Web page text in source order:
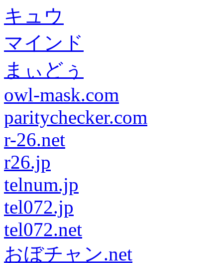
キュウ
マインド
まぃどぅ
owl-mask.com
paritychecker.com
r-26.net
r26.jp
telnum.jp
tel072.jp
tel072.net
おぼチャン.net